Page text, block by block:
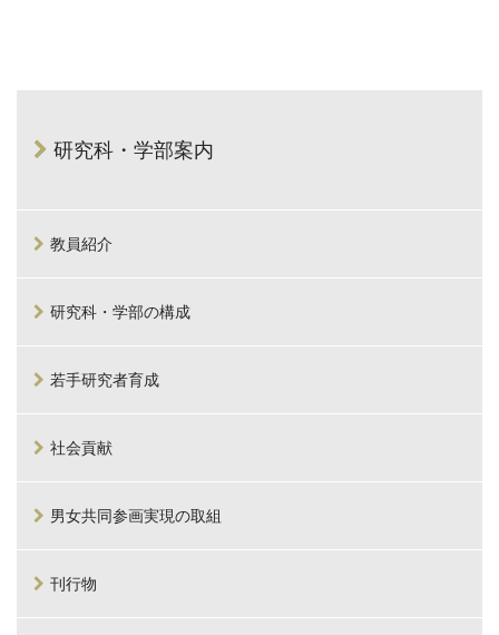
研究科・学部案内
教員紹介
研究科・学部の構成
若手研究者育成
社会貢献
男女共同参画実現の取組
刊行物